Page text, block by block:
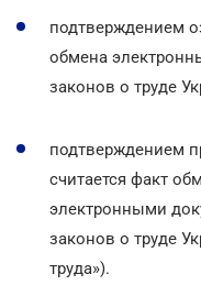
подтверждением
обмена
законов о труде
подтверждением
считается факт
электронными
законов о труде
труда»).